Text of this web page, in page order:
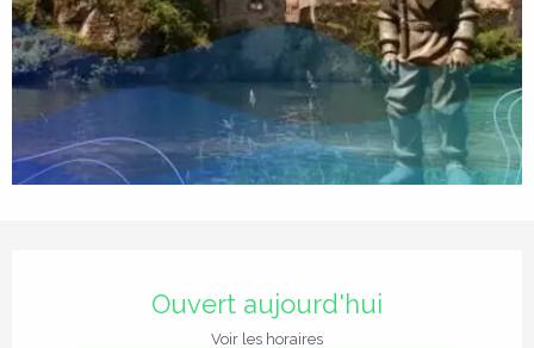
Ouvert aujourd'hui
Voir les horaires